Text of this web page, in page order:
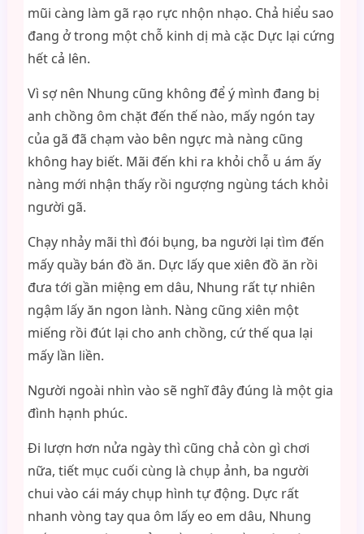
mũi càng làm gã rạo rực nhộn nhạo. Chả hiểu sao
đang ở trong một chỗ kinh dị mà cặc Dực lại cứng
hết cả lên.
Vì sợ nên Nhung cũng không để ý mình đang bị
anh chồng ôm chặt đến thế nào, mấy ngón tay
của gã đã chạm vào bên ngực mà nàng cũng
không hay biết. Mãi đến khi ra khỏi chỗ u ám ấy
nàng mới nhận thấy rồi ngượng ngùng tách khỏi
người gã.
Chạy nhảy mãi thì đói bụng, ba người lại tìm đến
mấy quầy bán đồ ăn. Dực lấy que xiên đồ ăn rồi
đưa tới gần miệng em dâu, Nhung rất tự nhiên
ngậm lấy ăn ngon lành. Nàng cũng xiên một
miếng rồi đút lại cho anh chồng, cứ thế qua lại
mấy lần liền.
Người ngoài nhìn vào sẽ nghĩ đây đúng là một gia
đình hạnh phúc.
Đi lượn hơn nửa ngày thì cũng chả còn gì chơi
nữa, tiết mục cuối cùng là chụp ảnh, ba người
chui vào cái máy chụp hình tự động. Dực rất
nhanh vòng tay qua ôm lấy eo em dâu, Nhung